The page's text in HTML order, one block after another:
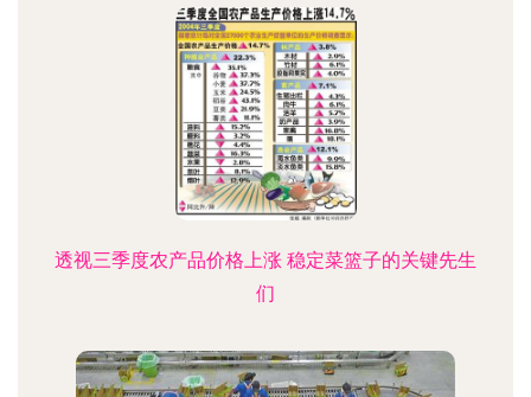
透视三季度农产品价格上涨 稳定菜篮子的关键先生
们